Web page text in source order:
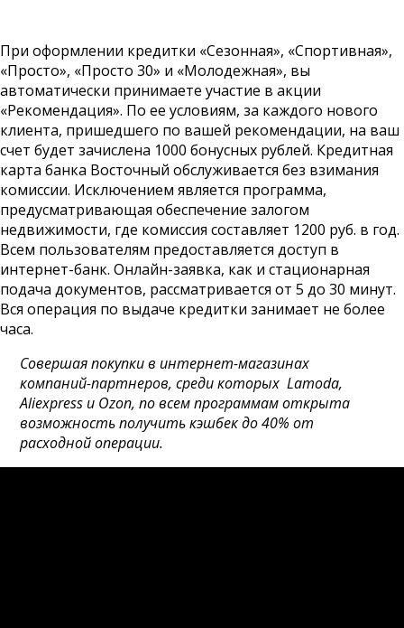
При оформлении кредитки «Сезонная», «Спортивная»,
«Просто», «Просто 30» и «Молодежная», вы
автоматически принимаете участие в акции
«Рекомендация». По ее условиям, за каждого нового
клиента, пришедшего по вашей рекомендации, на ваш
счет будет зачислена 1000 бонусных рублей. Кредитная
карта банка Восточный обслуживается без взимания
комиссии. Исключением является программа,
предусматривающая обеспечение залогом
недвижимости, где комиссия составляет 1200 руб. в год.
Всем пользователям предоставляется доступ в
интернет-банк. Онлайн-заявка, как и стационарная
подача документов, рассматривается от 5 до 30 минут.
Вся операция по выдаче кредитки занимает не более
часа.
Совершая покупки в интернет-магазинах
компаний-партнеров, среди которых Lamoda,
Aliexpress и Ozon, по всем программам открыта
возможность получить кэшбек до 40% от
расходной операции.